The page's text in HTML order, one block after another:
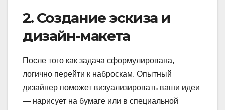
2. Создание эскиза и
дизайн-макета
После того как задача сформулирована,
логично перейти к наброскам. Опытный
дизайнер поможет визуализировать ваши идеи
— нарисует на бумаге или в специальной